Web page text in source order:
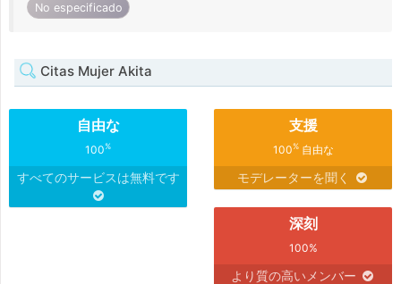
No especificado
Citas Mujer Akita
自由な
100%
すべてのサービスは無料です
支援
100%自由な
モデレーターを聞く
深刻
100%
より質の高いメンバー